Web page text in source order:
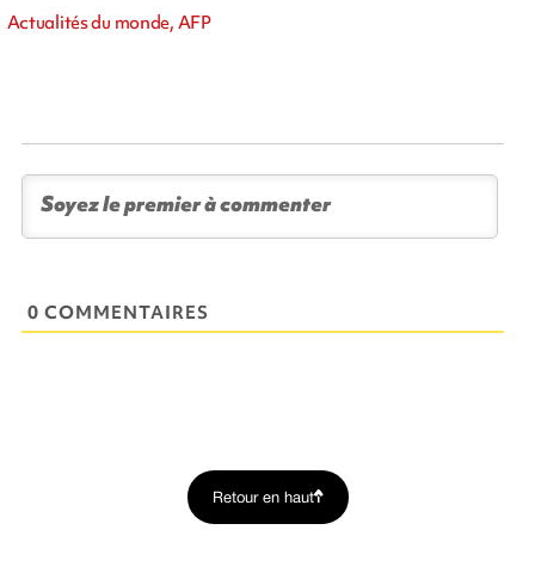
Actualités du monde, AFP
0 COMMENTAIRES
Retour en haut